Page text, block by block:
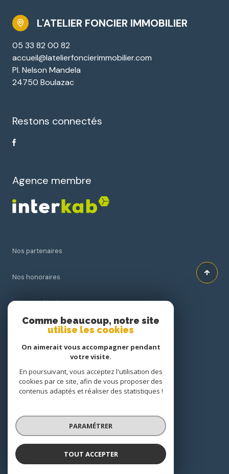
L'ATELIER FONCIER IMMOBILIER
05 33 82 00 82
accueil@latelierfoncierimmobilier.com
Pl. Nelson Mandela
24750 Boulazac
Restons connectés
Agence membre
Nos partenaires
Nos honoraires
Mentions légales
Cookies
© 2026 | Tous droits réservés
Réalisé par
Comme beaucoup, notre site
utilise les cookies
On aimerait vous accompagner pendant
votre visite.
En poursuivant, vous acceptez l'utilisation des
cookies par ce site, afin de vous proposer des
contenus adaptés et réaliser des statistiques !
PARAMÉTRER
TOUT ACCEPTER